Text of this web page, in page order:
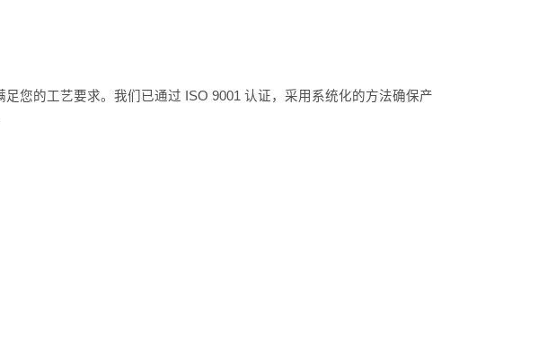
您的工艺要求。我们已通过 ISO 9001 认证，采用系统化的方法确保产